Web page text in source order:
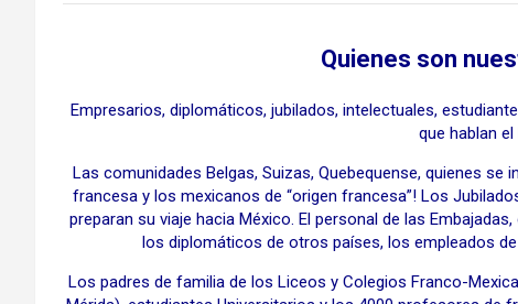
Quienes son
Empresarios, diplomáticos, jubilados, intelectuales,
que hablan
Las comunidades Belgas, Suizas, Quebequense, quienes
francesa y los mexicanos de “origen francesa”! Los
preparan su viaje hacia México. El personal de las
los diplomáticos de otros países, los empleados
Los padres de familia de los Liceos y Colegios Franco-